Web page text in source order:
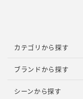
カテゴリから探す
ブランドから探す
シーンから探す